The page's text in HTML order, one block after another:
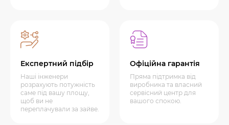
Експертний підбір
Наші інженери
розрахують потужність
саме під вашу площу,
щоб ви не
переплачували за зайве.
Офіційна гарантія
Пряма підтримка від
виробника та власний
сервісний центр для
вашого спокою.